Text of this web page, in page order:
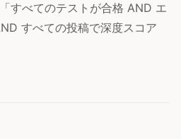
「すべてのテストが合格 AND エ
すべての投稿で深度スコア